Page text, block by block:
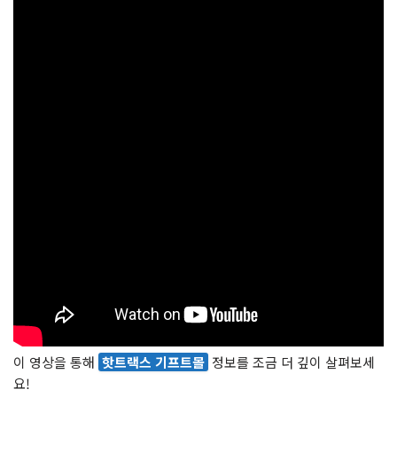
이 영상을 통해 핫트랙스 기프트몰 정보를 조금 더 깊이 살펴보세
요!